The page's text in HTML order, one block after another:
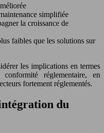
simplifiée
la croissance de
faibles que les solutions sur
les implications en termes
réglementaire, en
fortement réglementés.
du